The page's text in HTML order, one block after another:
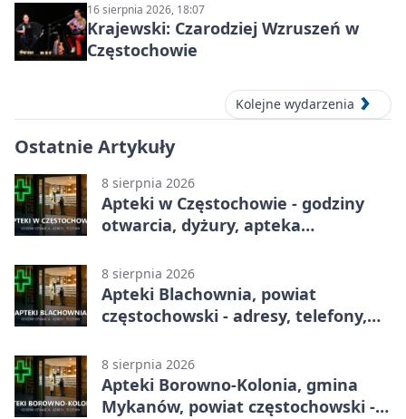
16 sierpnia 2026, 18:07
Krajewski: Czarodziej Wzruszeń w
Częstochowie
Kolejne wydarzenia
Ostatnie Artykuły
8 sierpnia 2026
Apteki w Częstochowie - godziny
otwarcia, dyżury, apteka
8 sierpnia 2026
Apteki Blachownia, powiat
częstochowski - adresy, telefony,
8 sierpnia 2026
Apteki Borowno-Kolonia, gmina
Mykanów, powiat częstochowski -